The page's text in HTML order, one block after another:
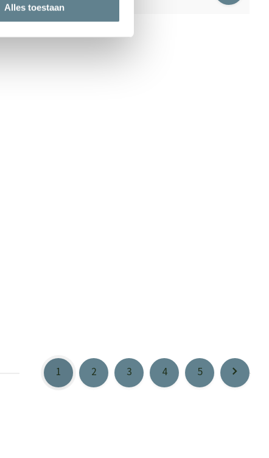
Alles toestaan
1 2 3 4 5